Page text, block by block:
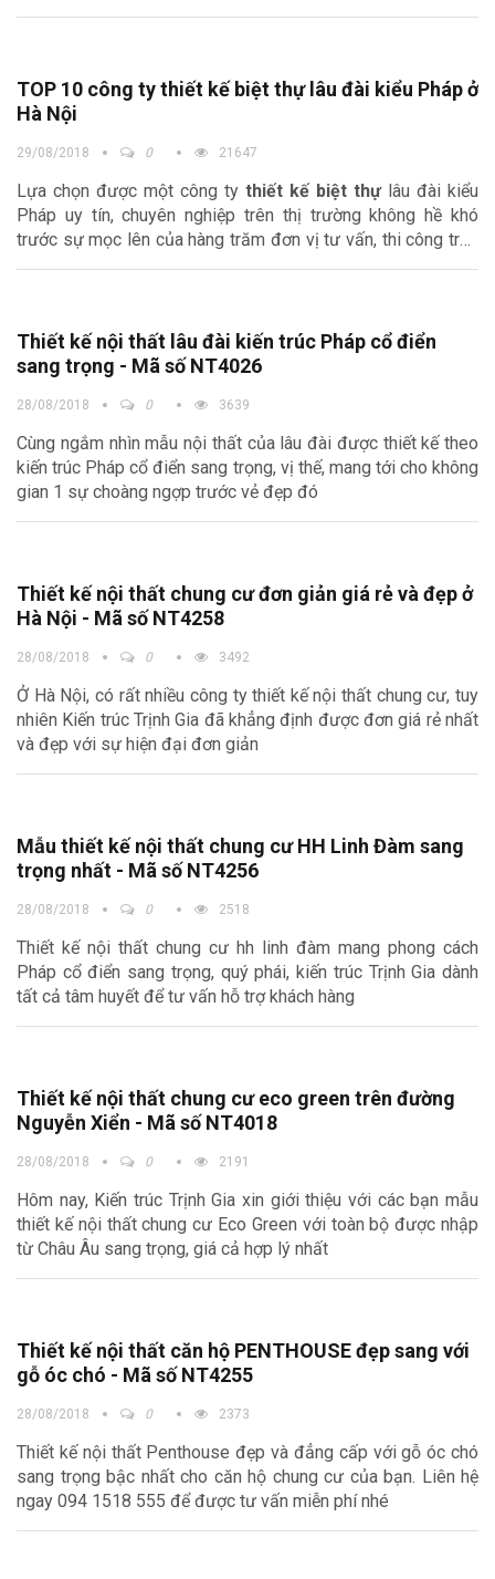
hoa, lộng lẫy và vẻ đẹp hiếm có của biệt thự lâu đài 3 tầng
TOP 10 công ty thiết kế biệt thự lâu đài kiểu Pháp ở
Hà Nội
29/08/2018 0 21647
Lựa chọn được một công ty thiết kế biệt thựlâu đài kiểu
Pháp uy tín, chuyên nghiệp trên thị trường không hề khó
trước sự mọc lên của hàng trăm đơn vị tư vấn, thi công trên
thị trường. Tuy nhiên, làm sao để chọn được một công ty
này Trịnh Gia xin được đưa ra 10 công ty thiết kế biệt thự lâu
đài kiểu Pháp lớn nhất, uy tín nhất thị trường hiện nay cho
Thiết kế nội thất lâu đài kiến trúc Pháp cổ điển
sang trọng - Mã số NT4026
28/08/2018 0 3639
Cùng ngắm nhìn mẫu nội thất của lâu đài được thiết kế theo
kiến trúc Pháp cổ điển sang trọng, vị thế, mang tới cho không
gian 1 sự choàng ngợp trước vẻ đẹp đó
Thiết kế nội thất chung cư đơn giản giá rẻ và đẹp ở
Hà Nội - Mã số NT4258
28/08/2018 0 3492
Ở Hà Nội, có rất nhiều công ty thiết kế nội thất chung cư, tuy
nhiên Kiến trúc Trịnh Gia đã khẳng định được đơn giá rẻ nhất
và đẹp với sự hiện đại đơn giản
Mẫu thiết kế nội thất chung cư HH Linh Đàm sang
trọng nhất - Mã số NT4256
28/08/2018 0 2518
Thiết kế nội thất chung cư hh linh đàm mang phong cách
Pháp cổ điển sang trọng, quý phái, kiến trúc Trịnh Gia dành
tất cả tâm huyết để tư vấn hỗ trợ khách hàng
Thiết kế nội thất chung cư eco green trên đường
Nguyễn Xiển - Mã số NT4018
28/08/2018 0 2191
Hôm nay, Kiến trúc Trịnh Gia xin giới thiệu với các bạn mẫu
thiết kế nội thất chung cư Eco Green với toàn bộ được nhập
từ Châu Âu sang trọng, giá cả hợp lý nhất
Thiết kế nội thất căn hộ PENTHOUSE đẹp sang với
gỗ óc chó - Mã số NT4255
28/08/2018 0 2373
Thiết kế nội thất Penthouse đẹp và đẳng cấp với gỗ óc chó
sang trọng bậc nhất cho căn hộ chung cư của bạn. Liên hệ
ngay 094 1518 555 để được tư vấn miễn phí nhé